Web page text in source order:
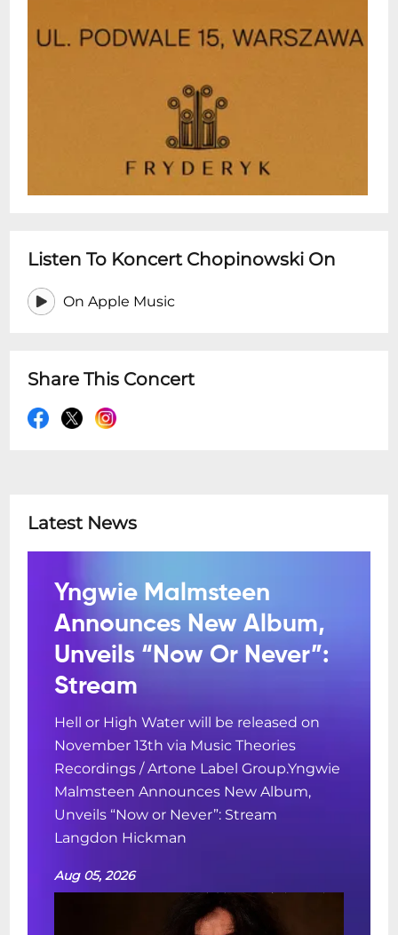
o słuchaniu muzyki z bliska -- bez
atmosferze. Jeśli szukasz pomysłu na
wyjątkowy wieczór w Warszawie --
niezależnie od tego, czy jesteś fanem
muzyki klasycznej, czy po prostu chcesz
przeżyć coś autentycznego i pięknego --
ten koncert jest właśnie dla Ciebie.
Listen To Koncert Chopinowski On
On Apple Music
Share This Concert
Latest News
Yngwie Malmsteen
Announces New Album,
Unveils “Now Or Never”:
Stream
Hell or High Water will be released on
November 13th via Music Theories
Recordings / Artone Label Group.Yngwie
Malmsteen Announces New Album,
Unveils “Now or Never”: Stream
Langdon Hickman
Aug 05, 2026